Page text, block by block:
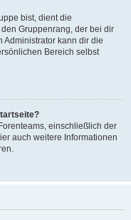
bist, dient die
Gruppenrang, der bei dir
Administrator kann dir die
Bereich selbst
einschließlich der
auch weitere Informationen